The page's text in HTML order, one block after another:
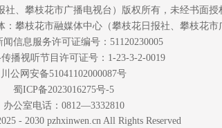
社、攀枝花市广播电视台）版权所有，未经书面授
攀枝花市融媒体中心（攀枝花日报社、攀枝花市
信息服务许可证编号：51120230005
播视听节目许可证号：1-23-3-2-0019
川公网安备51041102000087号
蜀ICP备2023016275号-5
办公室电话：0812—3332810
- 2030 pzhxinwen.cn All Rights Reserved